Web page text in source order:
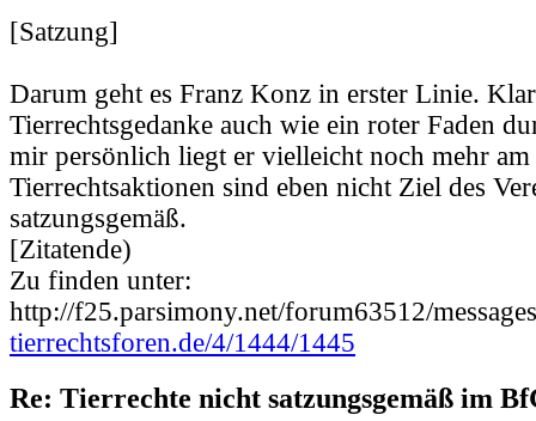
[Satzung]
Darum geht es Franz Konz in erster Linie.
Tierrechtsgedanke auch wie ein roter Faden
mir persönlich liegt er vielleicht noch mehr
Tierrechtsaktionen sind eben nicht Ziel des
satzungsgemäß.
[Zitatende)
Zu finden unter:
http://f25.parsimony.net/forum63512/
tierrechtsforen.de/4/1444/1445
Re: Tierrechte nicht satzungsgemäß im